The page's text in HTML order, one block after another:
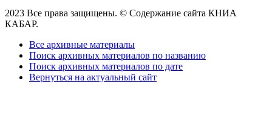
2023 Все права защищены. © Содержание сайта КНИА
КАБАР.
Все архивные материалы
Поиск архивных материалов по названию
Поиск архивных материалов по дате
Вернуться на актуальный сайт